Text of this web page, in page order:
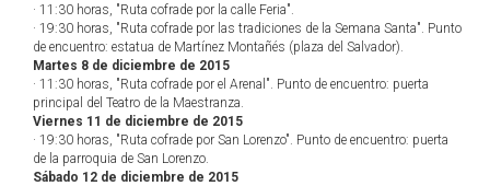
· 11:30 horas, "Ruta cofrade por la calle Feria".
· 19:30 horas, "Ruta cofrade por las tradiciones de la Semana Santa". Punto
de encuentro: estatua de Martínez Montañés (plaza del Salvador).
Martes 8 de diciembre de 2015
· 11:30 horas, "Ruta cofrade por el Arenal". Punto de encuentro: puerta
principal del Teatro de la Maestranza.
Viernes 11 de diciembre de 2015
· 19:30 horas, "Ruta cofrade por San Lorenzo". Punto de encuentro: puerta
de la parroquia de San Lorenzo.
Sábado 12 de diciembre de 2015